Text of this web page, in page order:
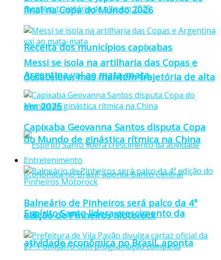
Receita dos municípios capixabas
desacelera, mas mantém trajetória de alta
em 2025
Espírito Santo lidera crescimento da
atividade econômica no Brasil, aponta
final na Copa do Mundo 2026
Messi se isola na artilharia das Copas e
Argentina vai ao mata-mata
Capixaba Geovanna Santos disputa Copa
do Mundo de ginástica rítmica na China
Entretenimento
Balneário de Pinheiros será palco da 4ª
edição do Pinheiros Motorock